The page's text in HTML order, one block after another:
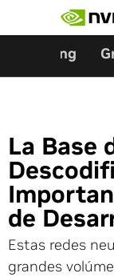
Gaming
La Base
de
Estas redes
grandes